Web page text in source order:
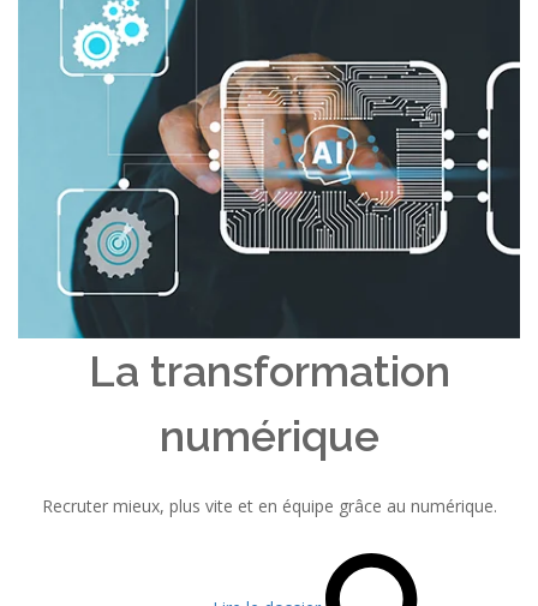
La transformation
numérique
Recruter mieux, plus vite et en équipe grâce au numérique.